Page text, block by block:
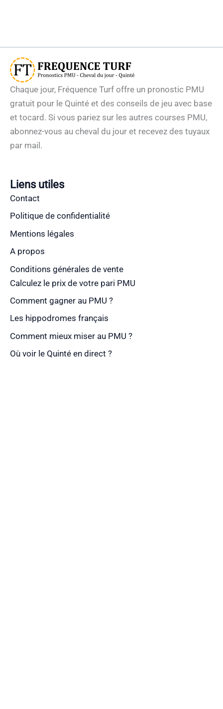
Chaque jour, Fréquence Turf offre un pronostic PMU
gratuit pour le Quinté et des conseils de jeu avec base
et tocard. Si vous pariez sur les autres courses PMU,
abonnez-vous au cheval du jour et recevez des tuyaux
par mail.
Liens utiles
Contact
Politique de confidentialité
Mentions légales
A propos
Conditions générales de vente
Calculez le prix de votre pari PMU
Comment gagner au PMU ?
Les hippodromes français
Comment mieux miser au PMU ?
Où voir le Quinté en direct ?